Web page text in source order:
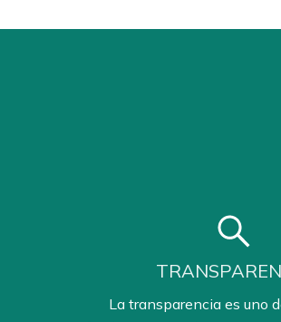
La transparencia es uno